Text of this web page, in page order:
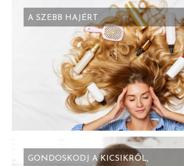
A SZEBB HAJÉRT
GONDOSKODJ A KICSIKRŐL,